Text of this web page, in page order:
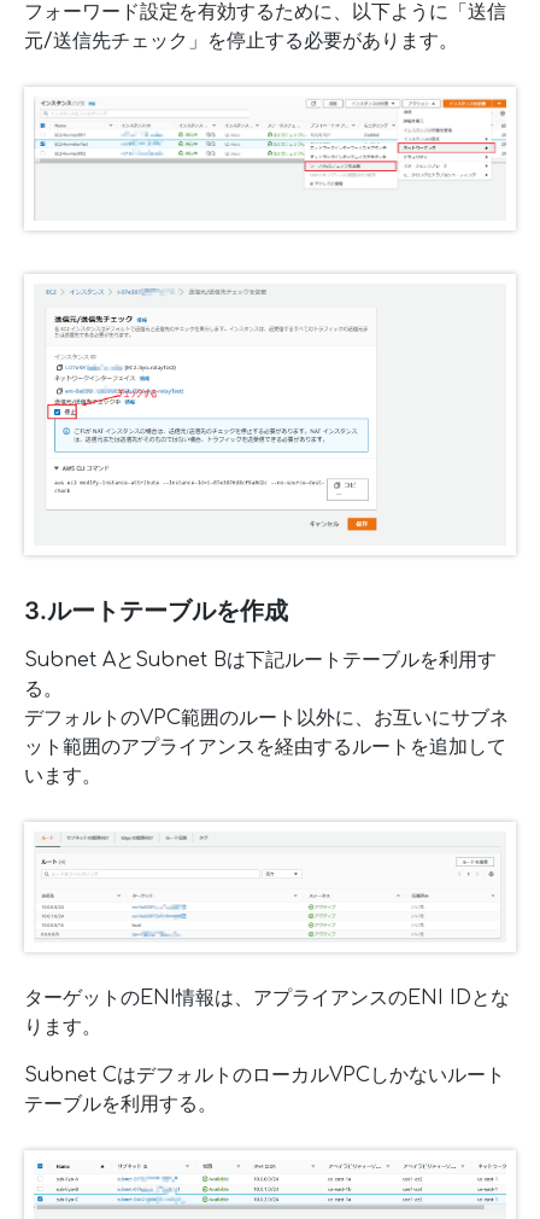
フォーワード設定を有効するために、以下ように「送信
元/送信先チェック」を停止する必要があります。
3.ルートテーブルを作成
Subnet AとSubnet Bは下記ルートテーブルを利用す
る。
デフォルトのVPC範囲のルート以外に、お互いにサブネ
ット範囲のアプライアンスを経由するルートを追加して
います。
ターゲットのENI情報は、アプライアンスのENI IDとな
ります。
Subnet CはデフォルトのローカルVPCしかないルート
テーブルを利用する。